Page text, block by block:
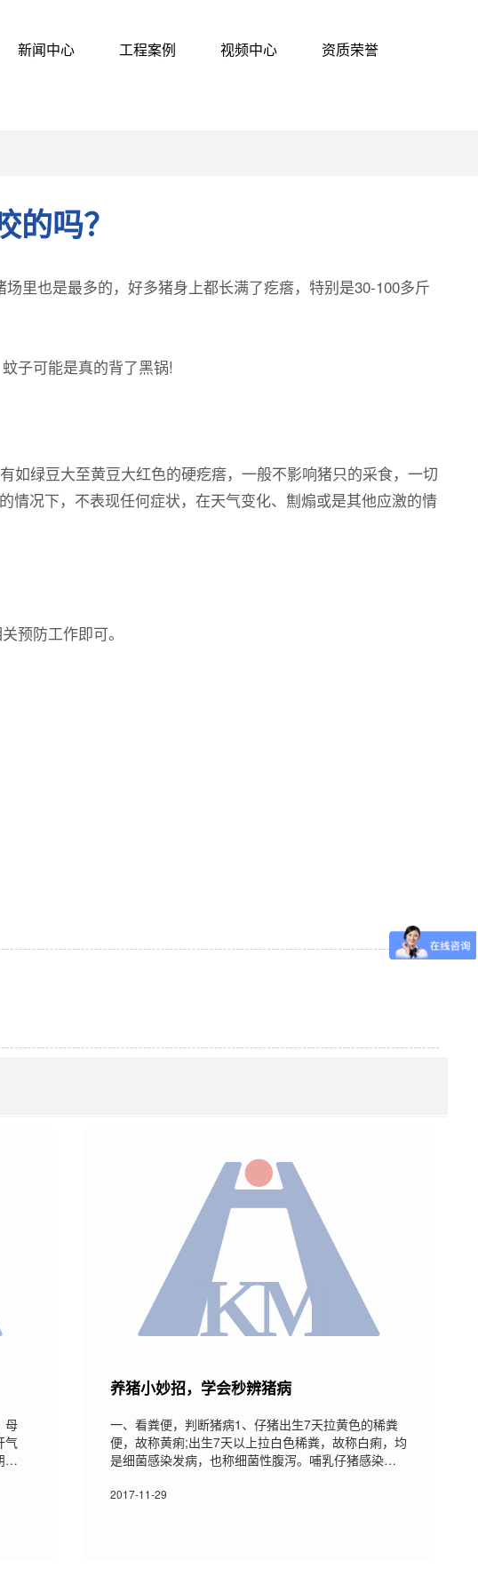
新闻中心 工程案例 视频中心 资质荣誉
吗？
里也是最多的，好多猪身上都长满了疙瘩，特别是30-100多斤
子可能是真的背了黑锅!
绿豆大至黄豆大红色的硬疙瘩，一般不影响猪只的采食，一切
情况下，不表现任何症状，在天气变化、劁煽或是其他应激的情
预防工作即可。
母
气
友
养猪小妙招，学会秒辨猪病
一、看粪便，判断猪病1、仔猪出生7天拉黄色的稀粪
便，故称黄痢;出生7天以上拉白色稀粪，故称白痢，均
是细菌感染发病，也称细菌性腹泻。哺乳仔猪感染
长缓慢，最终消瘦、脱水衰竭而死亡。2、猪副伤寒(也
2017-11-29